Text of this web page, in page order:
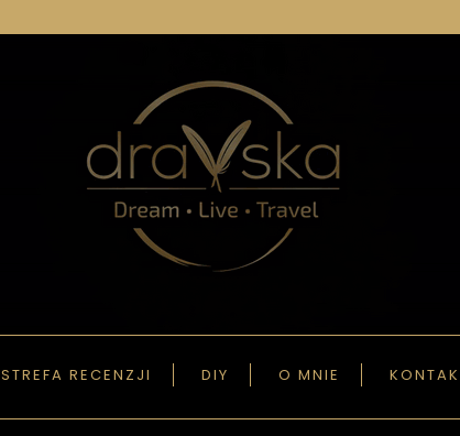
STREFA RECENZJI DIY O MNIE